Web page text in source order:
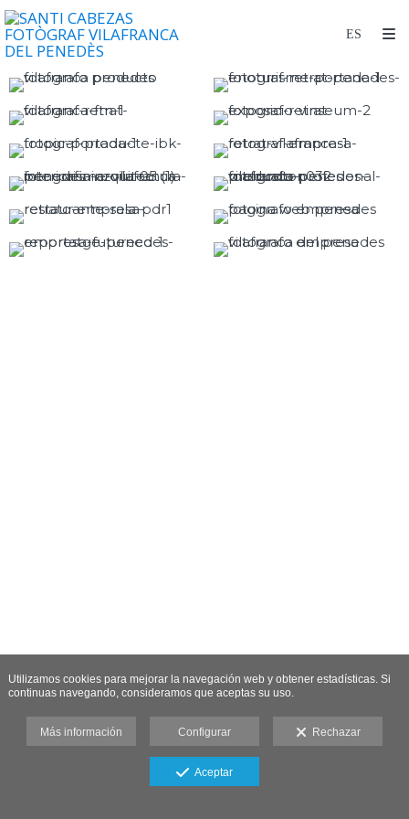
Utilizamos cookies para mejorar la navegación web y obtener estadísticas. Si
continuas navegando, consideramos que aceptas su uso.
Más información Configurar Rechazar
Aceptar